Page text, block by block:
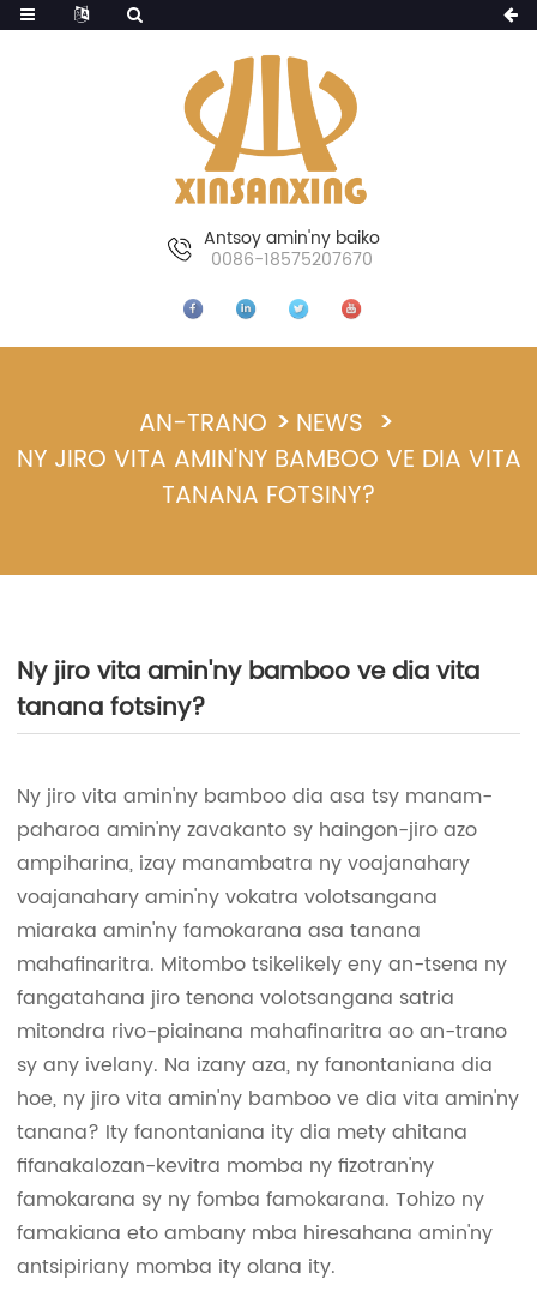
Antsoy amin'ny baiko
0086-18575207670
AN-TRANO
NEWS
NY JIRO VITA AMIN'NY BAMBOO VE DIA VITA
TANANA FOTSINY?
Ny jiro vita amin'ny bamboo ve dia vita
tanana fotsiny?
Ny jiro vita amin'ny bamboo dia asa tsy manam-
paharoa amin'ny zavakanto sy haingon-jiro azo
ampiharina, izay manambatra ny voajanahary
voajanahary amin'ny vokatra volotsangana
miaraka amin'ny famokarana asa tanana
mahafinaritra. Mitombo tsikelikely eny an-tsena ny
fangatahana jiro tenona volotsangana satria
mitondra rivo-piainana mahafinaritra ao an-trano
sy any ivelany. Na izany aza, ny fanontaniana dia
hoe, ny jiro vita amin'ny bamboo ve dia vita amin'ny
tanana? Ity fanontaniana ity dia mety ahitana
fifanakalozan-kevitra momba ny fizotran'ny
famokarana sy ny fomba famokarana. Tohizo ny
famakiana eto ambany mba hiresahana amin'ny
antsipiriany momba ity olana ity.